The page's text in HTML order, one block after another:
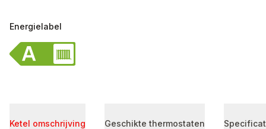
Energielabel
Ketel omschrijving Geschikte thermostaten